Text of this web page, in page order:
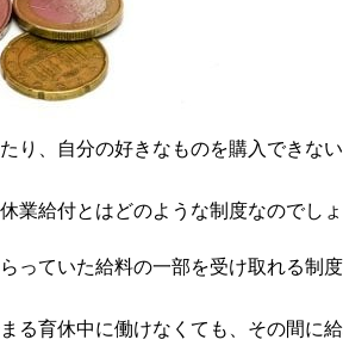
、自分の好きなものを購入できな
給付とはどのような制度なのでし
っていた給料の一部を受け取れる制度
育休中に働けなくても、その間に